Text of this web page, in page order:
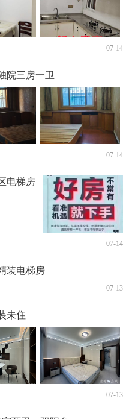
07-14
院三房一卫
07-14
电梯房
07-14
装电梯房
07-13
未住
07-13